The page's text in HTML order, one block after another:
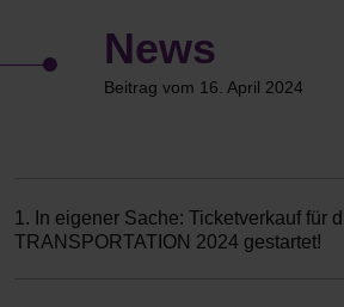
News
Beitrag vom 16. April 2024
1. In eigener Sache: Ticketverkauf für
TRANSPORTATION 2024 gestartet!